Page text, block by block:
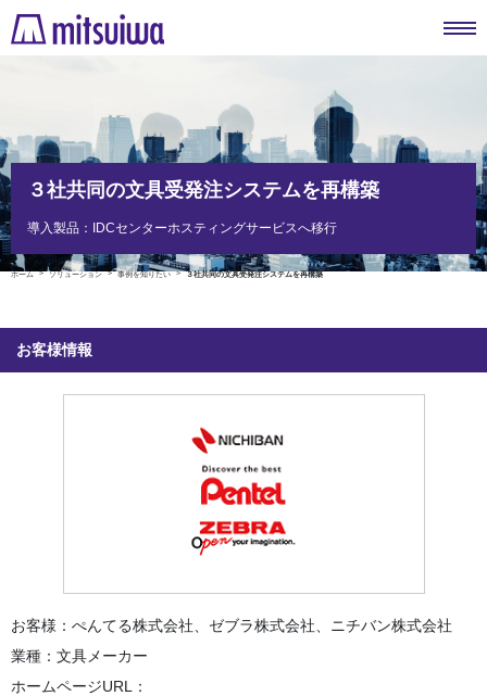
３社共同の文具受発注システムを再構築
導入製品：IDCセンターホスティングサービスへ移行
ホーム ソリューション 事例を知りたい ３社共同の文具受発注システムを再構築
お客様情報
お客様：ぺんてる株式会社、ゼブラ株式会社、ニチバン株式会社
業種：文具メーカー
ホームページURL：